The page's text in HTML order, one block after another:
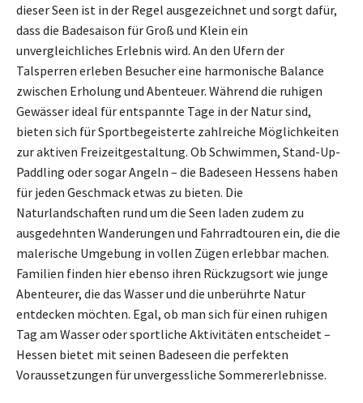
dieser Seen ist in der Regel ausgezeichnet und sorgt dafür,
dass die Badesaison für Groß und Klein ein
unvergleichliches Erlebnis wird. An den Ufern der
Talsperren erleben Besucher eine harmonische Balance
zwischen Erholung und Abenteuer. Während die ruhigen
Gewässer ideal für entspannte Tage in der Natur sind,
bieten sich für Sportbegeisterte zahlreiche Möglichkeiten
zur aktiven Freizeitgestaltung. Ob Schwimmen, Stand-Up-
Paddling oder sogar Angeln – die Badeseen Hessens haben
für jeden Geschmack etwas zu bieten. Die
Naturlandschaften rund um die Seen laden zudem zu
ausgedehnten Wanderungen und Fahrradtouren ein, die die
malerische Umgebung in vollen Zügen erlebbar machen.
Familien finden hier ebenso ihren Rückzugsort wie junge
Abenteurer, die das Wasser und die unberührte Natur
entdecken möchten. Egal, ob man sich für einen ruhigen
Tag am Wasser oder sportliche Aktivitäten entscheidet –
Hessen bietet mit seinen Badeseen die perfekten
Voraussetzungen für unvergessliche Sommererlebnisse.